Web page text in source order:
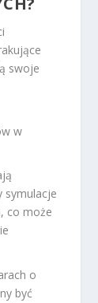
swoje
w
symulacje
co może
o
być